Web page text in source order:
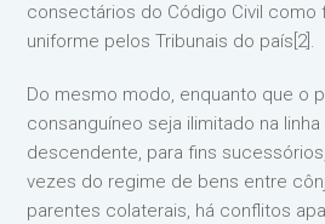
consectários do Código Civil como
uniforme pelos Tribunais do país[2].
Do mesmo modo, enquanto que o
consanguíneo seja ilimitado na
descendente, para fins
vezes do regime de bens entre
parentes colaterais, há conflitos